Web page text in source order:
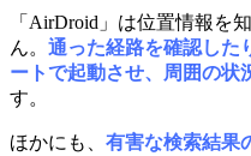
「AirDroid」は位置情報を
ん。 通った経路を確認した
ートで起動させ、周囲の状
す。
ほかにも、 有害な検索結果